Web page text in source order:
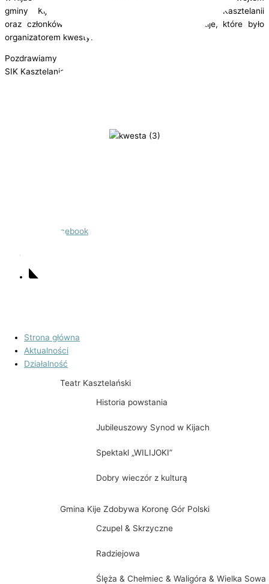
Strona główna
Aktualności
Działalność
Teatr Kasztelański
Historia powstania
Jubileuszowy Synod w Kijach
Spektakl „WILIJOKI”
Dobry wieczór z kulturą
Gmina Kije Zdobywa Koronę Gór Polski
Czupel & Skrzyczne
Radziejowa
Ślęża & Chełmiec & Waligóra & Wielka Sowa
gminy Kije – Tomaszem Socha, pracowników Kasztelanii
oraz członków Stowarzyszenia Rozwoju Gminy Kije, które było
organizatorem kwesty.
Pozdrawiamy
SIK Kasztelania
Facebook